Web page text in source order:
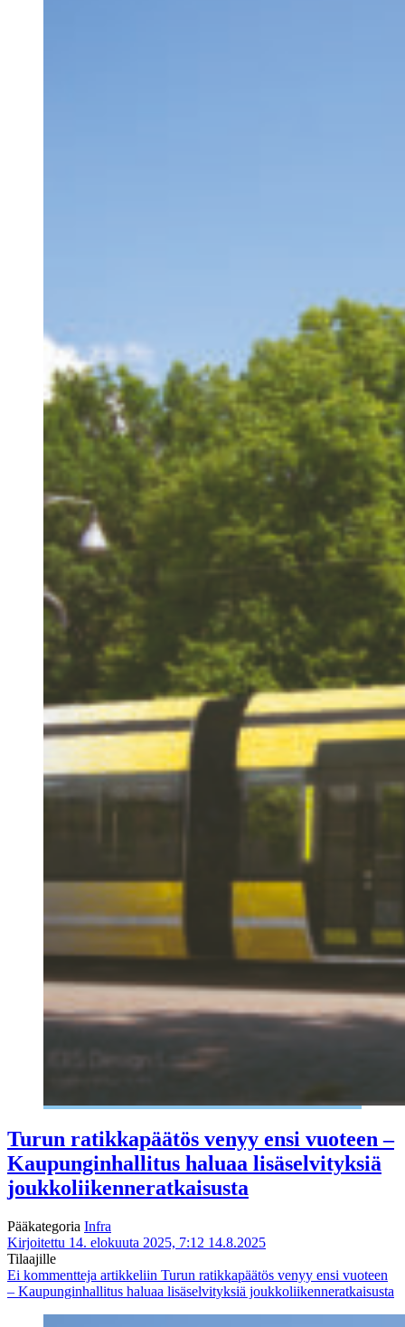
Turun ratikkapäätös venyy ensi vuoteen –
Kaupunginhallitus haluaa lisäselvityksiä
joukkoliikenneratkaisusta
Pääkategoria Infra
Kirjoitettu 14. elokuuta 2025, 7:12 14.8.2025
Tilaajille
Ei kommentteja artikkeliin Turun ratikkapäätös venyy ensi vuoteen
– Kaupunginhallitus haluaa lisäselvityksiä joukkoliikenneratkaisusta